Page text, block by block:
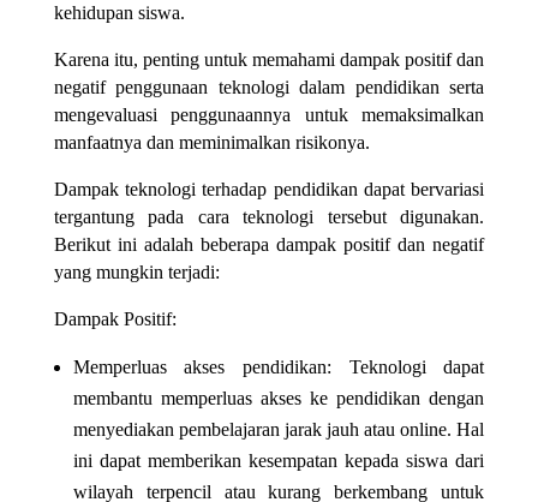
kehidupan siswa.
Karena itu, penting untuk memahami dampak positif dan
negatif penggunaan teknologi dalam pendidikan serta
mengevaluasi penggunaannya untuk memaksimalkan
manfaatnya dan meminimalkan risikonya.
Dampak teknologi terhadap pendidikan dapat bervariasi
tergantung pada cara teknologi tersebut digunakan.
Berikut ini adalah beberapa dampak positif dan negatif
yang mungkin terjadi:
Dampak Positif:
Memperluas akses pendidikan: Teknologi dapat
membantu memperluas akses ke pendidikan dengan
menyediakan pembelajaran jarak jauh atau online. Hal
ini dapat memberikan kesempatan kepada siswa dari
wilayah terpencil atau kurang berkembang untuk